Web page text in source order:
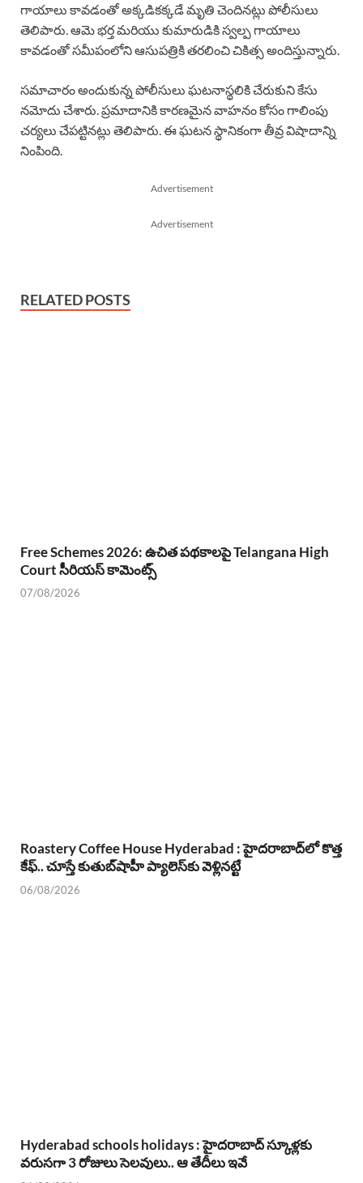
గాయాలు కావడంతో అక్కడికక్కడే మృతి చెందినట్లు పోలీసులు
తెలిపారు. ఆమె భర్త మరియు కుమారుడికి స్వల్ప గాయాలు
కావడంతో సమీపంలోని ఆసుపత్రికి తరలించి చికిత్స అందిస్తున్నారు.
సమాచారం అందుకున్న పోలీసులు ఘటనాస్థలికి చేరుకుని కేసు
నమోదు చేశారు. ప్రమాదానికి కారణమైన వాహనం కోసం గాలింపు
చర్యలు చేపట్టినట్లు తెలిపారు. ఈ ఘటన స్థానికంగా తీవ్ర విషాదాన్ని
నింపింది.
Advertisement
Advertisement
RELATED POSTS
Free Schemes 2026: ఉచిత పథకాలపై Telangana High
Court సీరియస్ కామెంట్స్
07/08/2026
Roastery Coffee House Hyderabad : హైదరాబాద్‌లో కొత్త
కేఫ్.. చూస్తే కుతుబ్‌షాహీ ప్యాలెస్‌కు వెళ్లినట్టే
06/08/2026
Hyderabad schools holidays : హైదరాబాద్ స్కూళ్లకు
వరుసగా 3 రోజులు సెలవులు.. ఆ తేదీలు ఇవే